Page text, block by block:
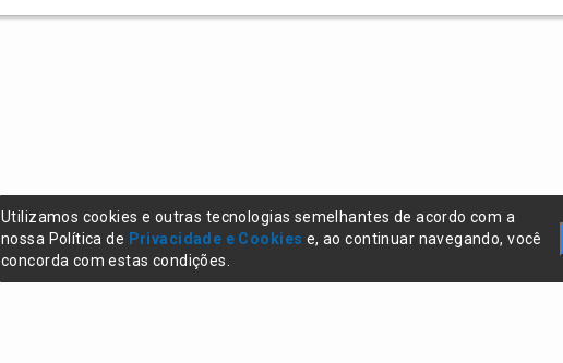
Utilizamos cookies e outras tecnologias semelhantes de acordo com a
nossa Política de Privacidade e Cookies e, ao continuar navegando, você
concorda com estas condições.